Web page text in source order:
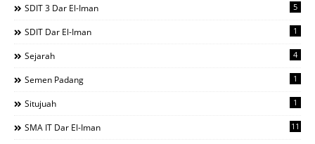
SDIT 3 Dar El-Iman 5
SDIT Dar El-Iman 1
Sejarah 4
Semen Padang 1
Situjuah 1
SMA IT Dar El-Iman 11